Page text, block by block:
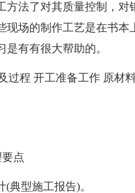
方法了对其质量控制，
现场的制作工艺是在书
有有很大帮助的。
过程 开工准备工作 原材
点
典型施工报告)。